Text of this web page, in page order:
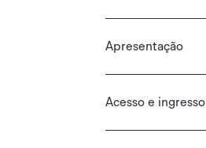
Apresentação
Acesso e ingresso